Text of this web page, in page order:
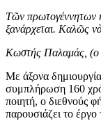
Τῶν πρωτογέννητων
ξανάρχεται. Καλῶς
Κωστής Παλαμάς, (ο
Με άξονα
συμπλήρωση 160
ποιητή, ο διεθνούς
παρουσιάζει το